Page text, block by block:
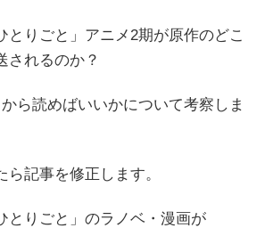
とりごと」アニメ2期が原作のどこ
されるのか？
ら読めばいいかについて考察しま
ら記事を修正します。
とりごと」のラノベ・漫画が